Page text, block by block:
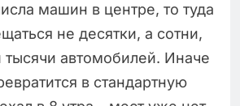
машин в центре, то туда
не десятки, а сотни,
автомобилей. Иначе
в стандартную